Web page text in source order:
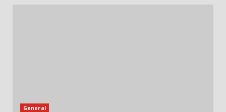
General